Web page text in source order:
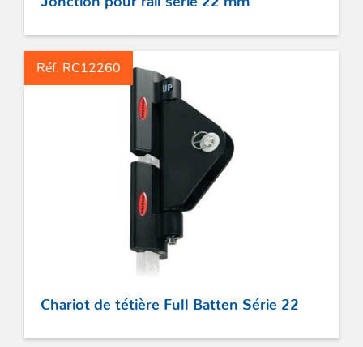
Réf. RC12260
Chariot de tétière Full Batten Série 22